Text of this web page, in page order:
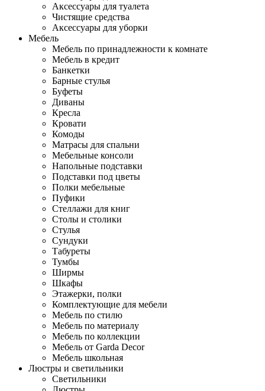
Аксессуары для туалета
Чистящие средства
Аксессуары для уборки
Мебель
Мебель по принадлежности к комнате
Мебель в кредит
Банкетки
Барные стулья
Буфеты
Диваны
Кресла
Кровати
Комоды
Матрасы для спальни
Мебельные консоли
Напольные подставки
Подставки под цветы
Полки мебельные
Пуфики
Стеллажи для книг
Столы и столики
Стулья
Сундуки
Табуреты
Тумбы
Ширмы
Шкафы
Этажерки, полки
Комплектующие для мебели
Мебель по стилю
Мебель по материалу
Мебель по коллекции
Мебель от Garda Decor
Мебель школьная
Люстры и светильники
Светильники